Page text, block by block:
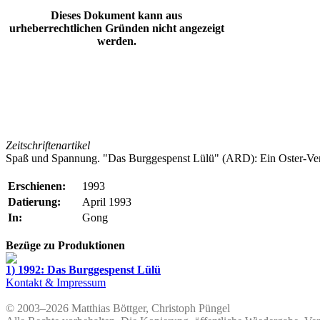
Dieses Dokument kann aus
urheberrechtlichen Gründen nicht angezeigt
werden.
Zeitschriftenartikel
Spaß und Spannung. "Das Burggespenst Lülü" (ARD): Ein Oster-
Erschienen:
1993
Datierung:
April 1993
In:
Gong
Bezüge zu Produktionen
1) 1992: Das Burggespenst Lülü
Kontakt & Impressum
© 2003–2026 Matthias Böttger, Christoph Püngel